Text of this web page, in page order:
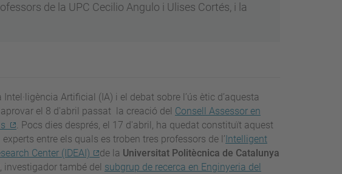
de la UPC Cecilio Angulo i Ulises Cortés, i la
Artificial (IA) i el debat sobre l’ús ètic d’aquesta
el 8 d'abril passat la creació del Consell Assessor en
. Pocs dies després, el 17 d'abril, ha quedat constituït aquest
entre els quals es troben tres professors de l’ Intelligent
Center (IDEAI)
de la Universitat Politècnica de Catalunya
, investigador també del subgrup de recerca en Enginyeria del